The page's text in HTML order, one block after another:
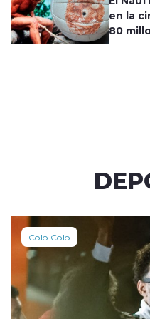
en la
80
Colo Colo